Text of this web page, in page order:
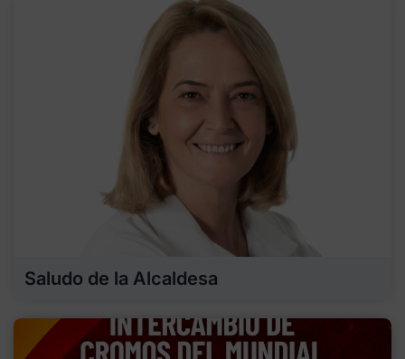
Saludo de la Alcaldesa